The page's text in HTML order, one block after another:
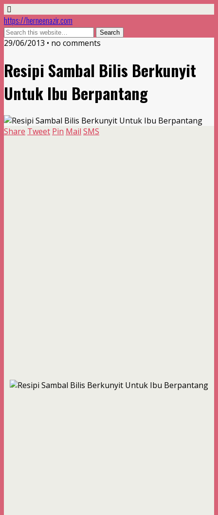
https://herneenazir.com
29/06/2013 • no comments
Resipi Sambal Bilis Berkunyit
Untuk Ibu Berpantang
Share Tweet Pin Mail SMS